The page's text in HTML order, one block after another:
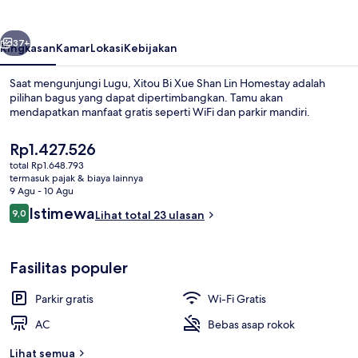
Homestay
Eksterior
Berikutnya
37+
RingkasanKamarLokasiKebijakan
Saat mengunjungi Lugu, Xitou Bi Xue Shan Lin Homestay adalah
pilihan bagus yang dapat dipertimbangkan. Tamu akan
mendapatkan manfaat gratis seperti WiFi dan parkir mandiri.
Harga
saat
ini
Rp1.427.526
Rp1.427.526
total Rp1.648.793
termasuk pajak & biaya lainnya
9 Agu - 10 Agu
Ulasan
9,09,0 dari 10
IstimewaLihat total 23 ulasan
Fasilitas populer
Parkir gratis
Wi-Fi Gratis
AC
Bebas asap rokok
Lihat semua